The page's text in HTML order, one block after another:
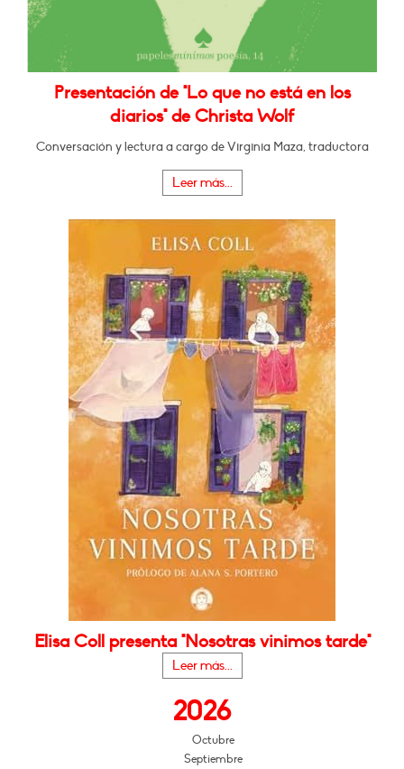
Presentación de "Lo que no está en los
diarios" de Christa Wolf
Conversación y lectura a cargo de Virginia Maza, traductora
Leer más...
Elisa Coll presenta "Nosotras vinimos tarde"
Leer más...
2026
Octubre
Septiembre